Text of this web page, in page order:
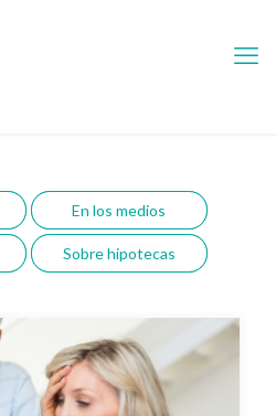
En los medios
Sobre hipotecas